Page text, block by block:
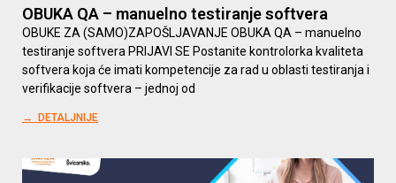
OBUKA QA – manuelno testiranje softvera
OBUKE ZA (SAMO)ZAPOŠLJAVANJE OBUKA QA – manuelno
testiranje softvera PRIJAVI SE Postanite kontrolorka kvaliteta
softvera koja će imati kompetencije za rad u oblasti testiranja i
verifikacije softvera – jednoj od
→ DETALJNIJE